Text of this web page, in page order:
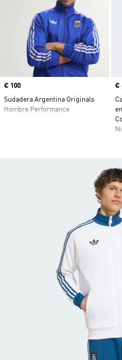
Precio
€ 100
Sudadera Argentina Originals
Hombre Performance
€